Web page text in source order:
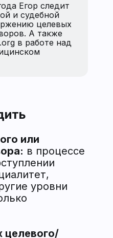
Егор следит
и судебной
целевых
А также
в работе над
или
в процессе
уровни
целевого/